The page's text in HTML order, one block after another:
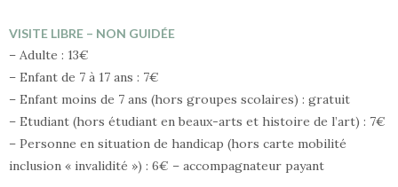
VISITE LIBRE – NON GUIDÉE
– Adulte : 13€
– Enfant de 7 à 17 ans : 7€
– Enfant moins de 7 ans (hors groupes scolaires) : gratuit
– Etudiant (hors étudiant en beaux-arts et histoire de l’art) : 7€
– Personne en situation de handicap (hors carte mobilité
inclusion « invalidité ») : 6€ – accompagnateur payant